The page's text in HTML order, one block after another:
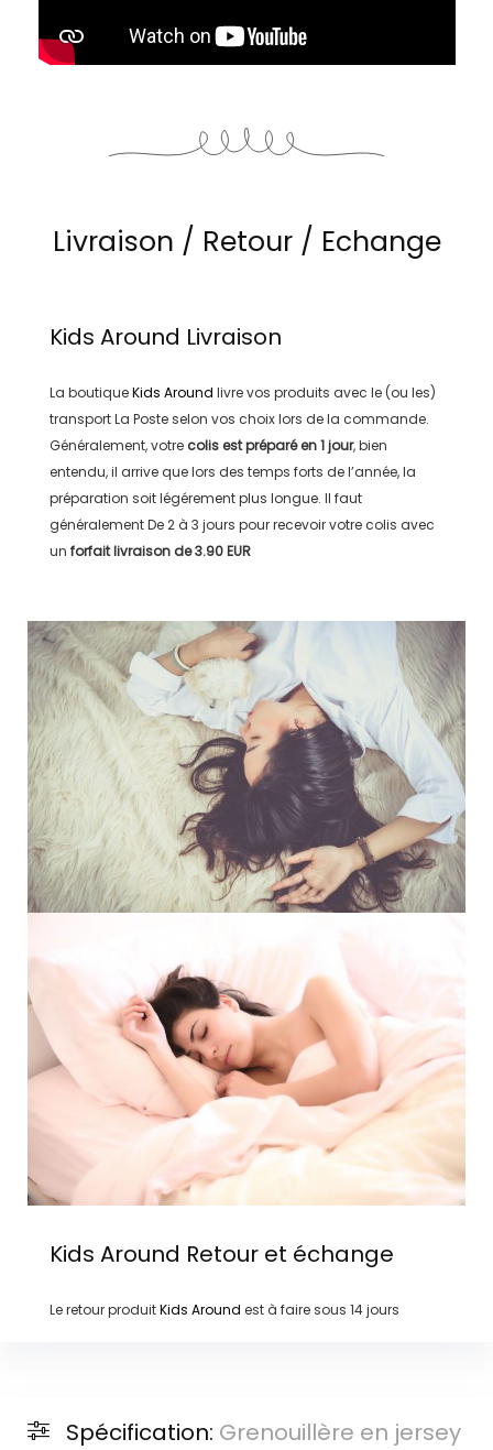
Livraison / Retour / Echange
Kids Around Livraison
La boutiqueKids Around livre vos produits avec le (ou les)
transportLa Posteselon vos choix lors de la commande.
Généralement, votre colis est préparé en1 jour, bien
entendu, il arrive que lors des temps forts de l’année, la
préparation soit légérement plus longue. Il faut
généralementDe 2 à 3 jours pour recevoir votre colis avec
un forfait livraison de3.90 EUR
Kids Around Retour et échange
Le retour produitKids Around est à faire sous 14 jours
Spécification: Grenouillère en jersey